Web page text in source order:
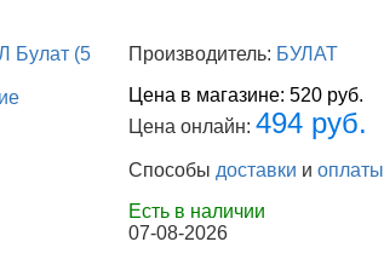
Производитель: БУЛАТ
Цена в магазине:520 руб.
Цена онлайн:494 руб.
Способы доставки иоплаты
Есть в наличии
07-08-2026